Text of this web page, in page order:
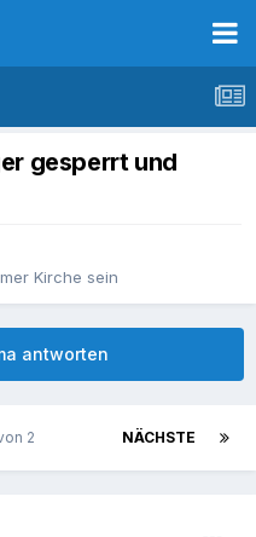
gesperrt und
Kirche sein
antworten
NÄCHSTE
2